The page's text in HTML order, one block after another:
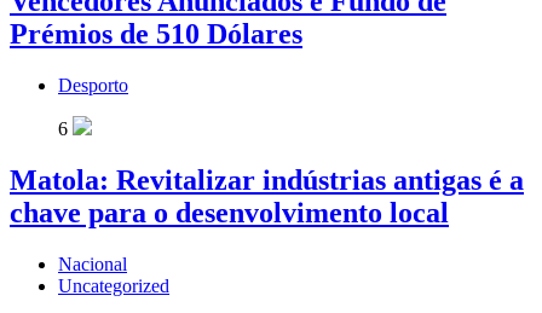
Prémios de 510 Dólares
Desporto
6
Matola: Revitalizar indústrias antigas é a
chave para o desenvolvimento local
Nacional
Uncategorized